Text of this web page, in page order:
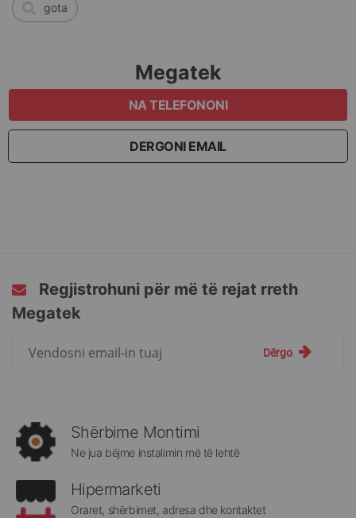
gota
Megatek
NA TELEFONONI
DERGONI EMAIL
Regjistrohuni për më të rejat rreth
Megatek
rreth
Megatek:
Dërgo
Shërbime Montimi
Ne jua bëjme instalimin më të lehtë
Hipermarketi
Oraret, shërbimet, adresa dhe kontaktet